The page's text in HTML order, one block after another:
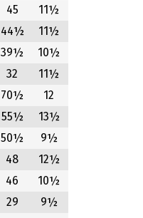
45
11½
44½
11½
39½
10½
32
11½
70½
12
55½
13½
50½
9½
48
12½
46
10½
29 9½